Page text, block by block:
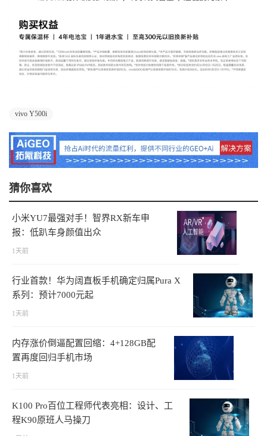
vivo Y500i
猜你喜欢
小米YU7最强对手！智界RX新车申
报：低趴车身颜值出众
1天前
行业首款！华为阔直板手机确定归属Pura X
系列：预计7000元起
1天前
内存涨价倒逼配置回缩：4+128GB配
置再度回归手机市场
1天前
K100 Pro百位工程师代表亮相：设计、工
程K90原班人马操刀